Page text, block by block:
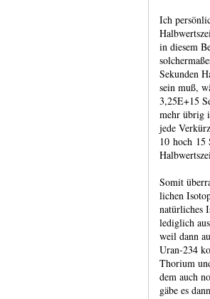
Ich
in diesem
Sekunden
sein muß,
3,25E+15
mehr übrig
jede
10 hoch 15
Somit
lichen
natür­liches
ledig­lich
weil dann
Uran‑234
Thorium
dem auch
gäbe es